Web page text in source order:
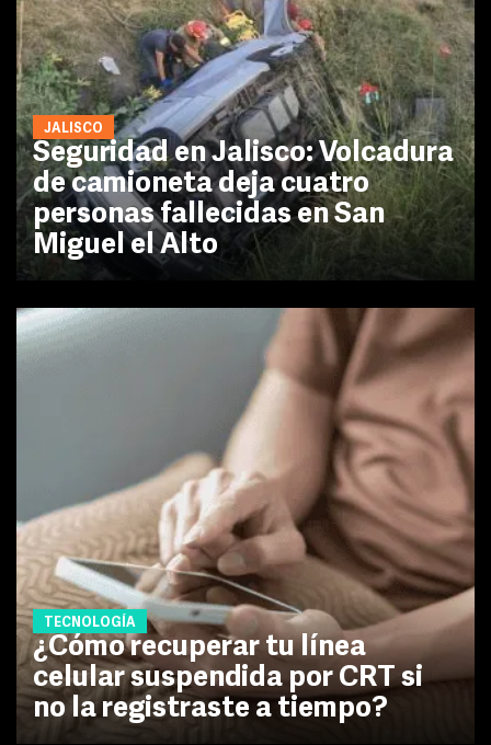
JALISCO
Seguridad en Jalisco: Volcadura
de camioneta deja cuatro
personas fallecidas en San
Miguel el Alto
TECNOLOGÍA
¿Cómo recuperar tu línea
celular suspendida por CRT si
no la registraste a tiempo?